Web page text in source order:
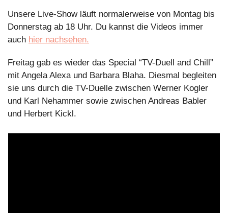
Unsere Live-Show läuft normalerweise von Montag bis
Donnerstag ab 18 Uhr. Du kannst die Videos immer
auch hier nachsehen.
Freitag gab es wieder das Special “TV-Duell and Chill”
mit Angela Alexa und Barbara Blaha. Diesmal begleiten
sie uns durch die TV-Duelle zwischen Werner Kogler
und Karl Nehammer sowie zwischen Andreas Babler
und Herbert Kickl.